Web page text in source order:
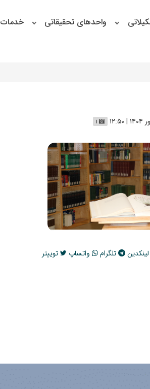
واحدهای تحقیقاتی خدمات
لینکدین تلگرام واتساپ توییتر